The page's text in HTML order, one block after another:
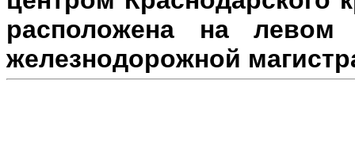
расположена на левом
железнодорожной